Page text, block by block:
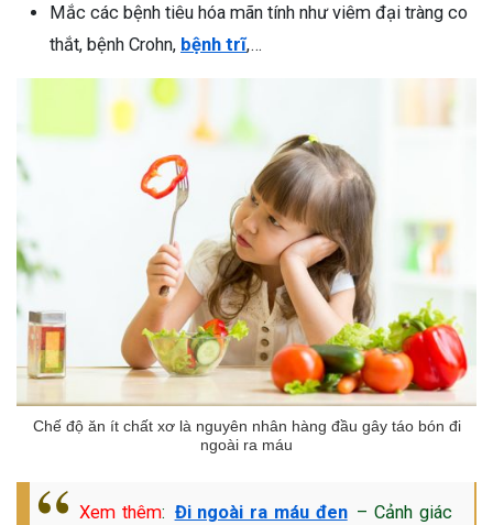
Sau Sinh Có Tự Khỏi
Thông Tin Cần Biết
sau sinh là tình trạng viêm da
phổ biến, khiến đôi bàn tay,
của chị em trở nên khô...
Mắc các bệnh tiêu hóa mãn tính như viêm đại tràng co
thắt, bệnh Crohn, bệnh trĩ,…
Chế độ ăn ít chất xơ là nguyên nhân hàng đầu gây táo bón đi
ngoài ra máu
Xem thêm: Đi ngoài ra máu đen – Cảnh giác